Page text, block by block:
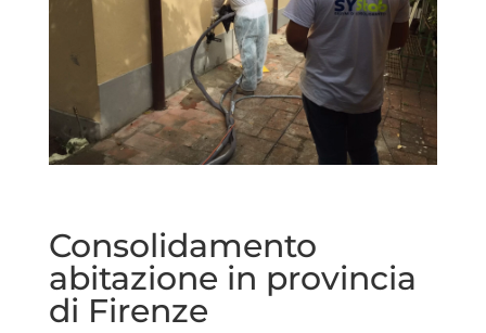
Consolidamento
abitazione in provincia
di Firenze